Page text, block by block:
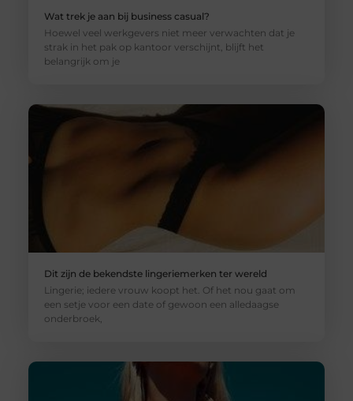
Wat trek je aan bij business casual?
Hoewel veel werkgevers niet meer verwachten dat je
strak in het pak op kantoor verschijnt, blijft het
belangrijk om je
Dit zijn de bekendste lingeriemerken ter wereld
Lingerie; iedere vrouw koopt het. Of het nou gaat om
een setje voor een date of gewoon een alledaagse
onderbroek,